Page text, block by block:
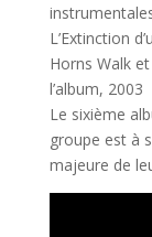
L’Extinction
Horns Walk
l’album, 2003
Le sixième
groupe est à
majeure de